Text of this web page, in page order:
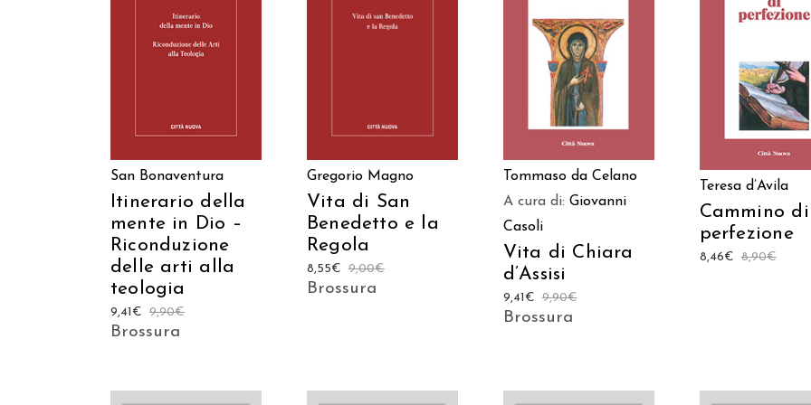
AGGIUNGI AL CARRELLO
San Bonaventura
Itinerario della
mente in Dio –
Riconduzione
delle arti alla
teologia
9,90€
9,41 €
Brossura
Gregorio Magno
Vita di San
Benedetto e la
Regola
9,00€
8,55€
Brossura
AGGIUNGI AL CARRELLO
Tommaso da Celano
A cura di: Giovanni
Casoli
Vita di Chiara
d’Assisi
9,90€
9,41 €
Brossura
Teresa d’Avila
Cammino di
perfezione
8,90€
8,46€